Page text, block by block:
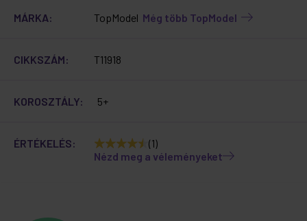
MÁRKA: TopModel Még több TopModel
CIKKSZÁM: T11918
KOROSZTÁLY: 5+
ÉRTÉKELÉS:
(1)
Nézd meg a véleményeket